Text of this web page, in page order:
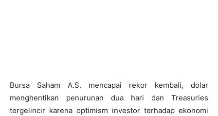
Bursa Saham A.S. mencapai rekor kembali, dolar
menghentikan penurunan dua hari dan Treasuries
tergelincir karena optimism investor terhadap ekonomi